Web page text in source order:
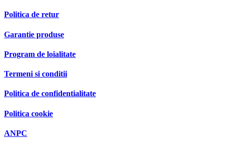
Politica de retur
Garantie produse
Program de loialitate
Termeni si conditii
Politica de confidentialitate
Politica cookie
ANPC